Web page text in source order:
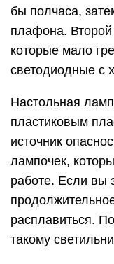
бы полчаса,
плафона.
которые мало
светодиодные с
Настольная
пластиковым
источник
лампочек,
работе. Если вы
расплавиться.
такому